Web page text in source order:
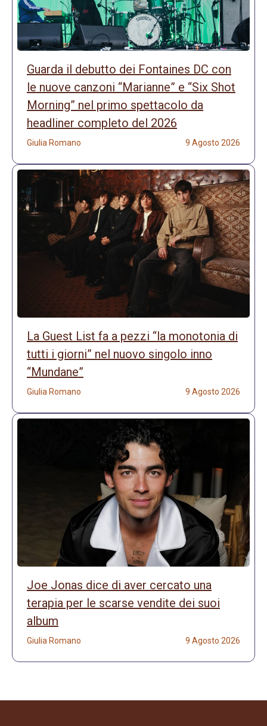
Guarda il debutto dei Fontaines DC con
le nuove canzoni “Marianne” e “Six Shot
Morning” nel primo spettacolo da
headliner completo del 2026
Giulia Romano 9 Agosto 2026
La Guest List fa a pezzi “la monotonia di
tutti i giorni” nel nuovo singolo inno
“Mundane”
Giulia Romano 9 Agosto 2026
Joe Jonas dice di aver cercato una
terapia per le scarse vendite dei suoi
album
Giulia Romano 9 Agosto 2026